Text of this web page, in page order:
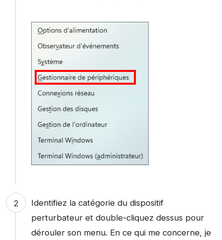
Identifiez la catégorie du dispositif
perturbateur et double-cliquez dessus pour
dérouler son menu. En ce qui me concerne, je